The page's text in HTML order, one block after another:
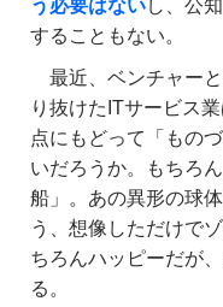
う必要はないし、公
することもない。
最近、ベンチャー
り抜けたITサービス
点にもどって「もの
いだろうか。もちろ
船」。あの異形の球
う、想像しただけで
ちろんハッピーだが
る。